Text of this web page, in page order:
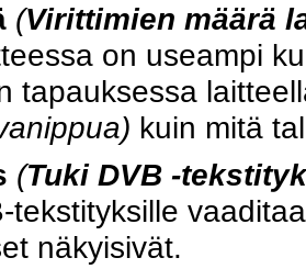
(Virittimien määrä
on useampi
tapauksessa
kuin mitä
(Tuki DVB -
tekstityksille
näkyisivät.